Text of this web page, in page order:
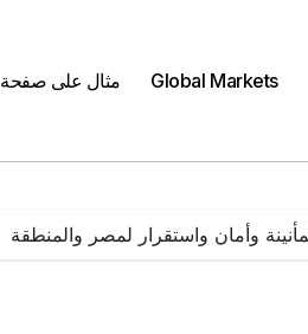
Global Markets مثال على صفحة
وأمان واستقرار لمصر والمنطقة